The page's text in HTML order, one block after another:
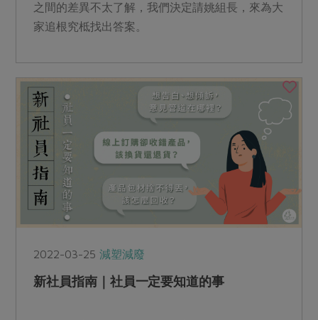
之間的差異不太了解，我們決定請姚組長，來為大
家追根究柢找出答案。
2022-03-25減塑減廢
新社員指南｜社員一定要知道的事